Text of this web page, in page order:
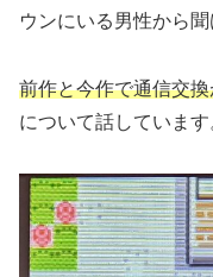
ウンにいる男性から聞
前作と今作で通信交
について話しています